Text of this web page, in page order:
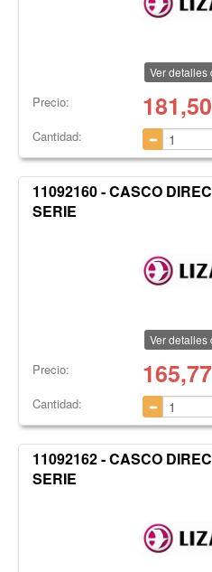
Ver detalles
Precio: 181,50
Cantidad:
11092160 - CASCO
SERIE
Ver detalles
Precio: 165,77
Cantidad:
11092162 - CASCO
SERIE